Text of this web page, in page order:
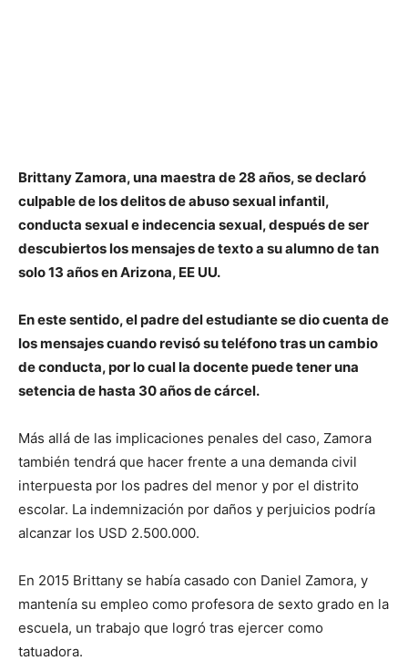
Brittany Zamora, una maestra de 28 años, se declaró
culpable de los delitos de abuso sexual infantil,
conducta sexual e indecencia sexual, después de ser
descubiertos los mensajes de texto a su alumno de tan
solo 13 años en Arizona, EE UU.
En este sentido, el padre del estudiante se dio cuenta de
los mensajes cuando revisó su teléfono tras un cambio
de conducta, por lo cual la docente puede tener una
setencia de hasta 30 años de cárcel.
Más allá de las implicaciones penales del caso, Zamora
también tendrá que hacer frente a una demanda civil
interpuesta por los padres del menor y por el distrito
escolar. La indemnización por daños y perjuicios podría
alcanzar los USD 2.500.000.
En 2015 Brittany se había casado con Daniel Zamora, y
mantenía su empleo como profesora de sexto grado en la
escuela, un trabajo que logró tras ejercer como
tatuadora.